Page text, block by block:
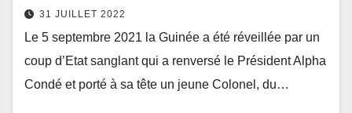
31 JUILLET 2022
Le 5 septembre 2021 la Guinée a été réveillée par un
coup d’Etat sanglant qui a renversé le Président Alpha
Condé et porté à sa tête un jeune Colonel, du…